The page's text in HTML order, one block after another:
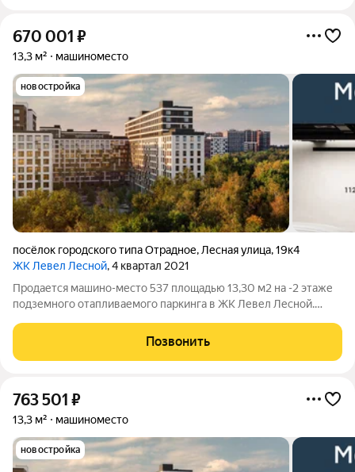
670 001 ₽
13,3 м² машиноместо
новостройка
посёлок городского типа Отрадное, Лесная улица,19к4
ЖК Левел Лесной, 4 квартал 2021
Продается машино-место 537 площадью 13,30 м2 на -2 этаже
подземного отапливаемого паркинга в ЖК Левел Лесной.
организовать большой шкаф для хранения, либо использовать
дополнительную площадь для парковки
Позвонить
763 501 ₽
13,3 м² машиноместо
новостройка